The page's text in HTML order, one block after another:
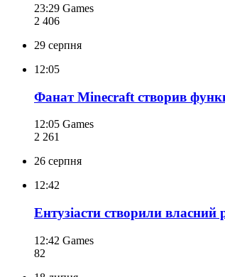
23:29 Games
2 406
29 серпня
12:05
Фанат Minecraft створив
12:05 Games
2 261
26 серпня
12:42
Ентузіасти створили
12:42 Games
82